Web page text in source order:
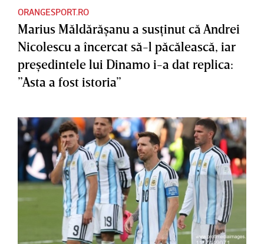
ORANGESPORT.RO
Marius Măldărăşanu a susţinut că Andrei
Nicolescu a încercat să-l păcălească, iar
preşedintele lui Dinamo i-a dat replica:
”Asta a fost istoria”